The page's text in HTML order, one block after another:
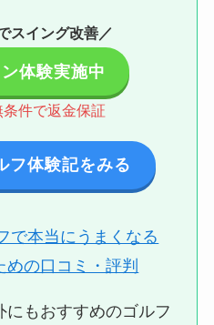
スイング改善／
体験実施中
件で返金保証
フ体験記をみる
で本当にうまくなる
の口コミ・評判
にもおすすめのゴルフ